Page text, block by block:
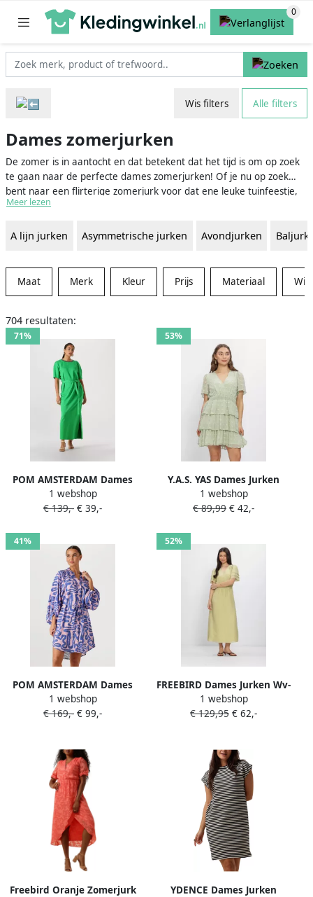
Wis filters Alle filters
Dames zomerjurken
De zomer is in aantocht en dat betekent dat het tijd is om op zoek
te gaan naar de perfecte dames zomerjurken! Of je nu op zoek
bent naar een flirterige zomerjurk voor dat ene leuke tuinfeestje,
een luchtige jurk om mee te flaneren over de boulevard of een
opties om uit te kiezen. En waar beter om al die mooie
vergelijkingswebsite voor kleding!
Meer lezen
A lijn jurken Asymmetrische jurken Avondjurken
Maat Merk Kleur Prijs Materiaal
704 resultaten:
71%
POM AMSTERDAM Dames
Jurken Dress Macy Palm
Green Groen
1 webshop
€ 139,- € 39,-
53%
Y.A.S. YAS Dames Jurken
Yasdottie Ss Dress Mint
1 webshop
€ 89,99 € 42,-
41%
POM AMSTERDAM Dames
Jurken Dress Waves Pink
Linen Multi
1 webshop
€ 169,- € 99,-
52%
FREEBIRD Dames Jurken Wv-
structure-voile-26-1 Lime
1 webshop
€ 129,95 € 62,-
Freebird Oranje Zomerjurk
YDENCE Dames Jurken